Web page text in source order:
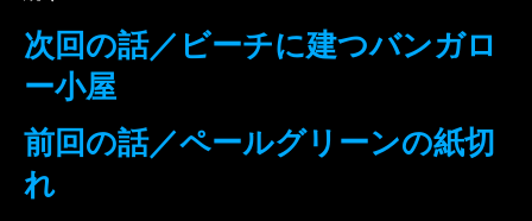
次回の話／ビーチに建つバンガロ
ー小屋
前回の話／ペールグリーンの紙切
れ